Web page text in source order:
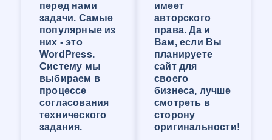
Сайт-визитка — это самый популярный вид
сайтов. Размер и функционал может быть
практически любого масштаба, от
примитивного сайта с контактами и кратким
перечнем услуг до сайта с огромным
количеством страниц и перечнем функций.
Сайт-визитка будет хорошо продвигаться, если
при его создании продумать всё до мелочей,
продумать структуру контента, внедрить
воронку продаж и сделать его удобным для
пользования. Так же в наше время стоит
перед нами
задачи. Самые
популярные из
них - это
WordPress.
Систему мы
выбираем в
процессе
согласования
технического
задания.
имеет
авторского
права. Да и
Вам, если Вы
планируете
сайт для
своего
бизнеса, лучше
смотреть в
сторону
оригинальности!